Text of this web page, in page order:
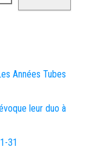
Années Tubes
leur duo à
31